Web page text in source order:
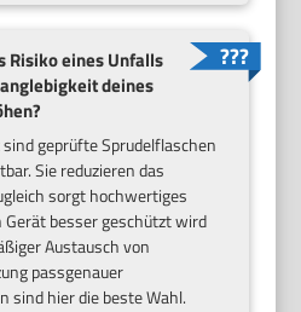
Risiko eines Unfalls
deines
geprüfte Sprudelflaschen
Sie reduzieren das
sorgt hochwertiges
Gerät besser geschützt wird
Austausch von
passgenauer
sind hier die beste Wahl.